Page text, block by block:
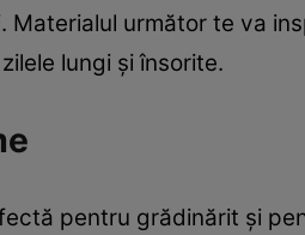
Materialul următor te va
lungi și însorite.
pentru grădinărit și